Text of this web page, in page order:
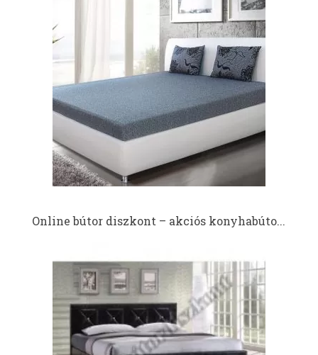
Online bútor diszkont – akciós konyhabúto...